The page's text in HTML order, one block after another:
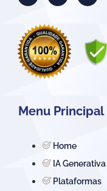
Menu Principal
Home
IA Generativa
Plataformas